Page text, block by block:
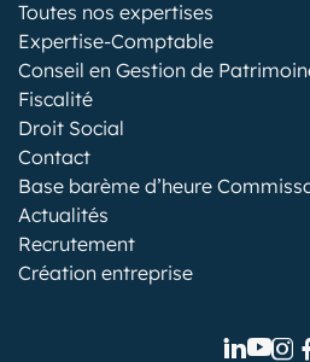
Toutes nos expertises
Expertise-Comptable
Conseil en Gestion de
Fiscalité
Droit Social
Contact
Base barème d’heure
Actualités
Recrutement
Création entreprise